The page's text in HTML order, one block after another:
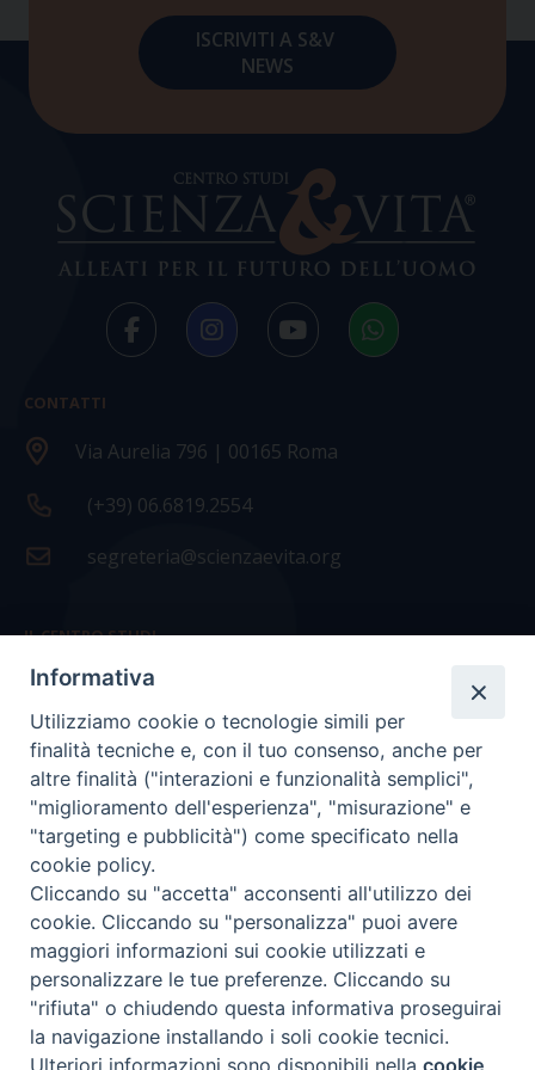
CONTATTI
Via Aurelia 796 | 00165 Roma
(+39) 06.6819.2554
segreteria@scienzaevita.org
IL CENTRO STUDI
La nostra storia
Statuto
Presidenza e ufficio presidenza
Consiglio scientifico
Coordinamento nazionale
COPYRIGHT Scienza & Vita - C.F96600690588- Tutti i
diritti -Privacy- Credits
Informativa
Utilizziamo cookie o tecnologie simili per
finalità tecniche e, con il tuo consenso, anche per
altre finalità ("interazioni e funzionalità semplici",
"miglioramento dell'esperienza", "misurazione" e
"targeting e pubblicità") come specificato nella
cookie policy.
Cliccando su "accetta" acconsenti all'utilizzo dei
cookie. Cliccando su "personalizza" puoi avere
maggiori informazioni sui cookie utilizzati e
personalizzare le tue preferenze. Cliccando su
"rifiuta" o chiudendo questa informativa proseguirai
la navigazione installando i soli cookie tecnici.